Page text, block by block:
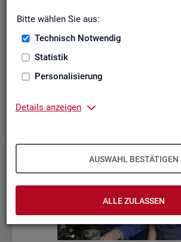
Bitte wählen Sie aus:
Technisch Notwendig
Statistik
Personalisierung
Details anzeigen
AUSWAHL BESTÄTIGEN
ALLE ZULASSEN
Wie viele Menschen suchen Arbeit
Beschäftigungsverhältnis